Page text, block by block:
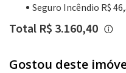
Seguro Incêndio R$
Total R$ 3.160,40
Gostou deste